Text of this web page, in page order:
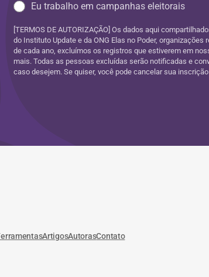
Eu trabalho em campanhas eleitorais
[TERMOS DE AUTORIZAÇÃO] Os dados aqui
do Instituto Update e da ONG Elas no Poder,
de cada ano, excluímos os registros que estiverem em
mais. Todas as pessoas excluídas serão notificadas e
caso desejem. Se quiser, você pode cancelar sua
ArtigosAutorasContato